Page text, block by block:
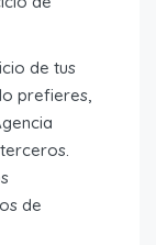
de tus
prefieres,
de